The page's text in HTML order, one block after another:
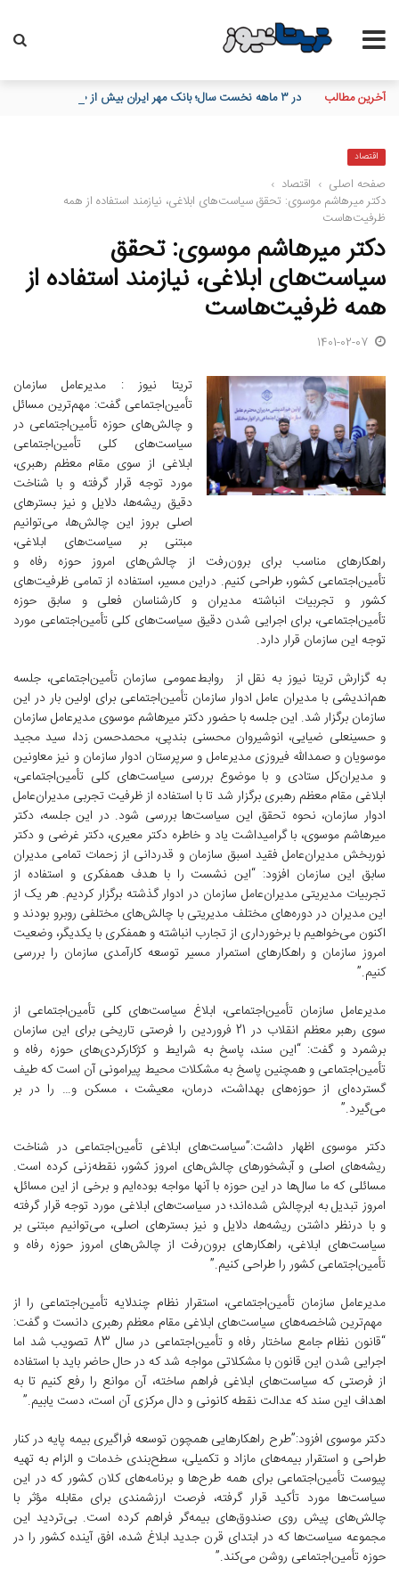
آخرین مطالب در ۳ ماهه نخست سال؛ بانک مهر ایران بیش از ۷۰ میلیارد تومان به برنامه‌های مسئولیت اجتماعی اختصاص داد
اقتصاد
صفحه اصلی › اقتصاد ›
دکتر میرهاشم موسوی: تحقق سیاست‌های ابلاغی، نیازمند استفاده از همه
ظرفیت‌هاست
دکتر میرهاشم موسوی: تحقق
سیاست‌های ابلاغی، نیازمند استفاده از
همه ظرفیت‌هاست
1401-02-07
تریتا نیوز : مدیرعامل سازمان
تأمین‌اجتماعی گفت: مهم‌ترین مسائل
و چالش‌های حوزه تأمین‌اجتماعی در
سیاست‌های کلی تأمین‌اجتماعی
ابلاغی از سوی مقام معظم رهبری،
مورد توجه قرار گرفته و با شناخت
دقیق ریشه‌ها، دلایل و نیز بسترهای
اصلی بروز این چالش‌ها، می‌توانیم
مبتنی بر سیاست‌های ابلاغی،
راهکارهای مناسب برای برون‌رفت از چالش‌های امروز حوزه رفاه و
تأمین‌اجتماعی کشور، طراحی کنیم. دراین مسیر، استفاده از تمامی ظرفیت‌های
کشور و تجربیات انباشته مدیران و کارشناسان فعلی و سابق حوزه
تأمین‌اجتماعی، برای اجرایی شدن دقیق سیاست‌های کلی تأمین‌اجتماعی مورد
توجه این سازمان قرار دارد.
به گزارش تریتا نیوز به نقل از روابط‌عمومی سازمان تأمین‌اجتماعی، جلسه
هم‌اندیشی با مدیران عامل ادوار سازمان تأمین‌اجتماعی برای اولین بار در این
سازمان برگزار شد. این جلسه با حضور دکتر میرهاشم موسوی مدیرعامل سازمان
و حسینعلی ضیایی، انوشیروان محسنی بند‌پی، محمدحسن زدا، سید مجید
موسویان و صمدالله فیروزی مدیرعامل و سرپرستان ادوار سازمان و نیز معاونین
و مدیران‌کل ستادی و با موضوع بررسی سیاست‌های کلی تأمین‌اجتماعی،
ابلاغی مقام معظم رهبری برگزار شد تا با استفاده از ظرفیت تجربی مدیران‌عامل
ادوار سازمان، نحوه تحقق این سیاست‌ها بررسی شود. در این جلسه، دکتر
میرهاشم موسوی، با گرامیداشت یاد و خاطره دکتر معیری، دکتر غرضی و دکتر
نوربخش مدیران‌عامل فقید اسبق سازمان و قدردانی از زحمات تمامی مدیران
سابق این سازمان افزود: “این نشست را با هدف همفکری و استفاده از
تجربیات مدیریتی مدیران‌عامل سازمان در ادوار گذشته برگزار کردیم. هر یک از
این مدیران در دوره‌های مختلف مدیریتی با چالش‌های مختلفی روبرو بودند و
اکنون می‌خواهیم با برخورداری از تجارب انباشته و همفکری با یکدیگر، وضعیت
امروز سازمان و راهکارهای استمرار مسیر توسعه کارآمدی سازمان را بررسی
کنیم.”
مدیرعامل سازمان تأمین‌اجتماعی، ابلاغ سیاست‌های کلی تأمین‌اجتماعی از
سوی رهبر معظم انقلاب در 21 فروردین را فرصتی تاریخی برای این سازمان
برشمرد و گفت: “این سند، پاسخ به شرایط و کژکارکردی‌های حوزه رفاه و
تأمین‌اجتماعی و همچنین پاسخ به مشکلات محیط پیرامونی آن است که طیف
گسترده‌ای از حوزه‌های بهداشت، درمان، معیشت ، مسکن و… را در بر
می‌گیرد.”
دکتر موسوی اظهار داشت:”سیاست‌های ابلاغی تأمین‌اجتماعی در شناخت
ریشه‌های اصلی و آبشخورهای چالش‌های امروز کشور، نقطه‌زنی کرده است.
مسائلی که ما سال‌ها در این حوزه با آنها مواجه بوده‌ایم و برخی از این مسائل،
امروز تبدیل به ابرچالش شده‌اند؛ در سیاست‌های ابلاغی مورد توجه قرار گرفته
و با درنظر داشتن ریشه‌ها، دلایل و نیز بسترهای اصلی، می‌توانیم مبتنی بر
سیاست‌های ابلاغی، راهکارهای برون‌رفت از چالش‌های امروز حوزه رفاه و
تأمین‌اجتماعی کشور را طراحی کنیم.”
مدیرعامل سازمان تأمین‌اجتماعی، استقرار نظام چندلایه تأمین‌اجتماعی را از
مهم‌ترین شاخصه‌های سیاست‌های ابلاغی مقام معظم رهبری دانست و گفت:
“قانون نظام جامع ساختار رفاه و تأمین‌اجتماعی در سال 83 تصویب شد اما
اجرایی شدن این قانون با مشکلاتی مواجه شد که در حال حاضر باید با استفاده
از فرصتی که سیاست‌های ابلاغی فراهم ساخته، آن موانع را رفع کنیم تا به
اهداف این سند که عدالت نقطه کانونی و دال مرکزی آن است، دست یابیم.”
دکتر موسوی افزود:”طرح راهکارهایی همچون توسعه فراگیری بیمه پایه در کنار
طراحی و استقرار بیمه‌های مازاد و تکمیلی، سطح‌بندی خدمات و الزام به تهیه
پیوست تأمین‌اجتماعی برای همه طرح‌ها و برنامه‌های کلان کشور که در این
سیاست‌ها مورد تأکید قرار گرفته، فرصت ارزشمندی برای مقابله مؤثر با
چالش‌های پیش روی صندوق‌های بیمه‌گر فراهم کرده است. بی‌تردید این
مجموعه سیاست‌ها که در ابتدای قرن جدید ابلاغ شده، افق آینده کشور را در
حوزه تأمین‌اجتماعی روشن می‌کند.”